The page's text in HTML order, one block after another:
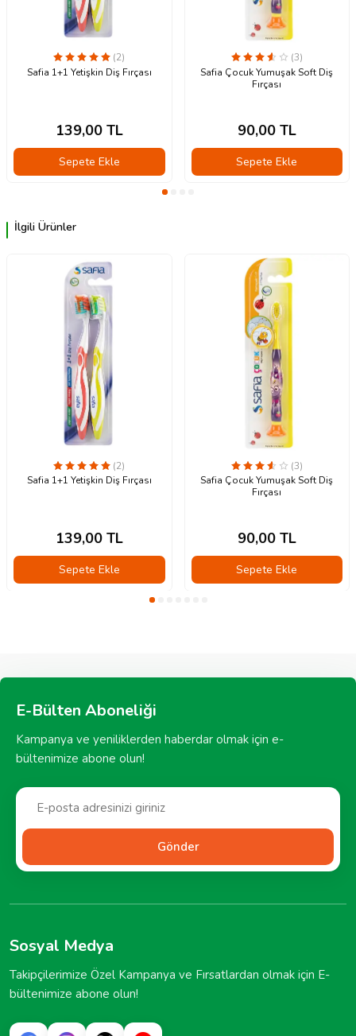
(2)
Safia 1+1 Yetişkin Diş Fırçası
139,00TL
Sepete Ekle
(3)
Safia Çocuk Yumuşak Soft Diş
Fırçası
90,00TL
Sepete Ekle
İlgili Ürünler
(2)
Safia 1+1 Yetişkin Diş Fırçası
139,00TL
Sepete Ekle
(3)
Safia Çocuk Yumuşak Soft Diş
Fırçası
90,00TL
Sepete Ekle
E-Bülten Aboneliği
Kampanya ve yeniliklerden haberdar olmak için e-
bültenimize abone olun!
Gönder
Sosyal Medya
Takipçilerimize Özel Kampanya ve Fırsatlardan olmak için E-
bültenimize abone olun!